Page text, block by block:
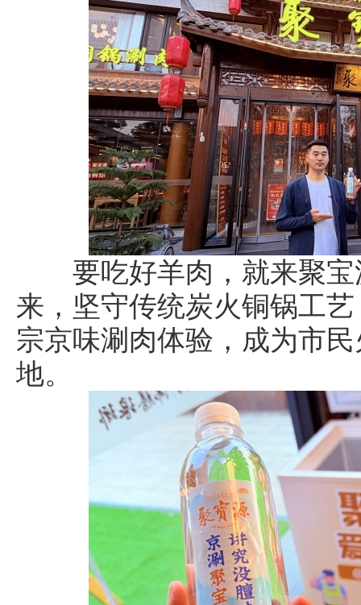
要吃好羊肉，就来聚宝
来，坚守传统炭火铜锅工
宗京味涮肉体验，成为市
地。